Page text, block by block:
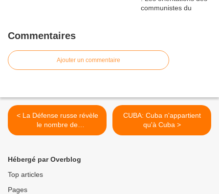
Commentaires
Ajouter un commentaire
< La Défense russe révèle
le nombre de
MERCENAIRES étrangers
CUBA: Cuba n'appartient
qu'à Cuba >
Hébergé par Overblog
Top articles
Pages